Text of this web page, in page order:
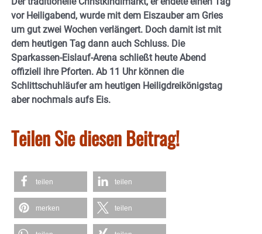
vor Heiligabend, wurde mit dem Eiszauber am Gries
um gut zwei Wochen verlängert. Doch damit ist mit
dem heutigen Tag dann auch Schluss. Die
Sparkassen-Eislauf-Arena schließt heute Abend
offiziell ihre Pforten. Ab 11 Uhr können die
Schlittschuhläufer am heutigen Heiligdreikönigstag
aber nochmals aufs Eis.
Teilen Sie diesen Beitrag!
teilen teilen
merken teilen